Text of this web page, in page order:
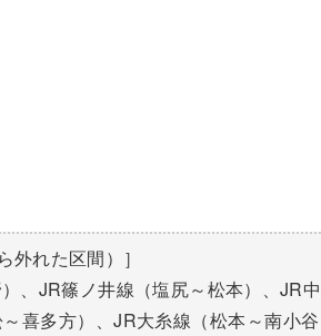
外れた区間）］
、JR篠ノ井線（塩尻～松本）、JR
喜多方）、JR大糸線（松本～南小